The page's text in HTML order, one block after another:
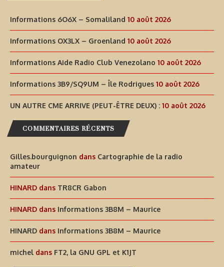
Informations 6O6X – Somaliland 10 août 2026
Informations OX3LX – Groenland 10 août 2026
Informations Aide Radio Club Venezolano 10 août 2026
Informations 3B9/SQ9UM – Île Rodrigues 10 août 2026
UN AUTRE CME ARRIVE (PEUT-ÊTRE DEUX) : 10 août 2026
COMMENTAIRES RÉCENTS
Gilles.bourguignon dans Cartographie de la radio
amateur
HINARD dans TR8CR Gabon
HINARD dans Informations 3B8M – Maurice
HINARD dans Informations 3B8M – Maurice
michel dans FT2, la GNU GPL et K1JT